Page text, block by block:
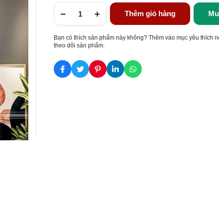
Thêm giỏ hàng
Bạn có thích sản phẩm này không? Thêm vào mục yêu thích
theo dõi sản phẩm.